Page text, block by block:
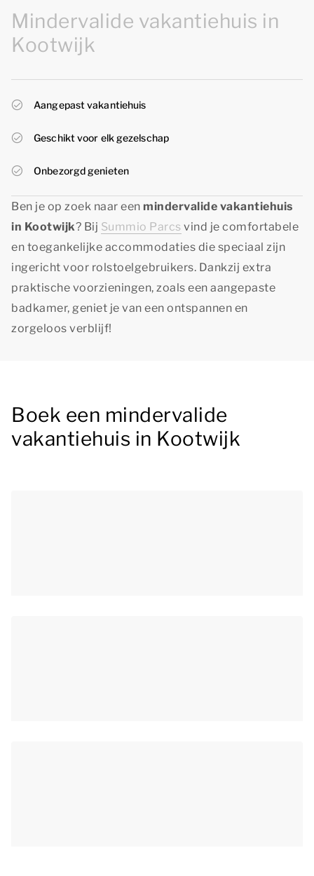
Mindervalide vakantiehuis in
Kootwijk
Aangepast vakantiehuis
Geschikt voor elk gezelschap
Onbezorgd genieten
Ben je op zoek naar een mindervalide vakantiehuis
in Kootwijk? Bij Summio Parcs vind je comfortabele
en toegankelijke accommodaties die speciaal zijn
ingericht voor rolstoelgebruikers. Dankzij extra
praktische voorzieningen, zoals een aangepaste
badkamer, geniet je van een ontspannen en
zorgeloos verblijf!
Boek een mindervalide
vakantiehuis in Kootwijk